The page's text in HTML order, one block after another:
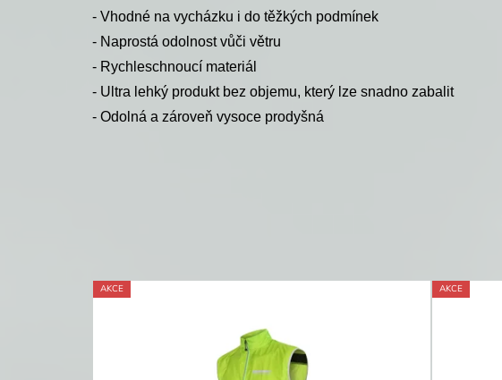
- Vhodné na vycházku i do těžkých podmínek
- Naprostá odolnost vůči větru
- Rychleschnoucí materiál
- Ultra lehký produkt bez objemu, který lze snadno zabalit
- Odolná a zároveň vysoce prodyšná
AKCE AKCE